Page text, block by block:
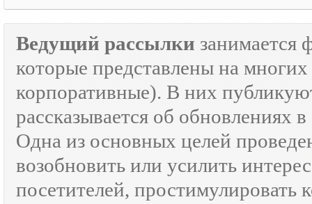
Ведущий рассылки занимается
которые представлены на
корпоративные). В них
рассказывается об обновлениях
Одна из основных целей
возобновить или усилить
посетителей, простимулировать